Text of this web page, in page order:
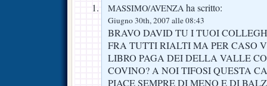
MASSIMO/AVENZA ha scritto:
Giugno 30th, 2007 alle 08:43
BRAVO DAVID TU I TUOI
FRA TUTTI RIALTI MA PER CASO
LIBRO PAGA DEI DELLA VALLE
COVINO? A NOI TIFOSI QUESTA
PIACE SEMPRE DI MENO E DI